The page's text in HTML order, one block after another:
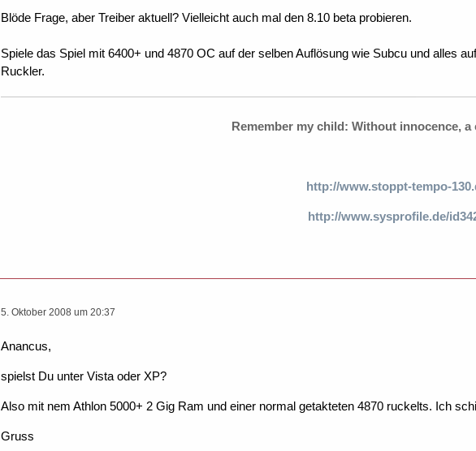
Blöde Frage, aber Treiber aktuell? Vielleicht auch mal den 8.10 beta probieren.
Spiele das Spiel mit 6400+ und 4870 OC auf der selben Auflösung wie Subcu und alles
Ruckler.
Remember my child: Without innocence,
http://www.stoppt-tempo-
http://www.sysprofile.de/
5. Oktober 2008 um 20:37
Anancus,
spielst Du unter Vista oder XP?
Also mit nem Athlon 5000+ 2 Gig Ram und einer normal getakteten 4870 ruckelts. Ich
Gruss